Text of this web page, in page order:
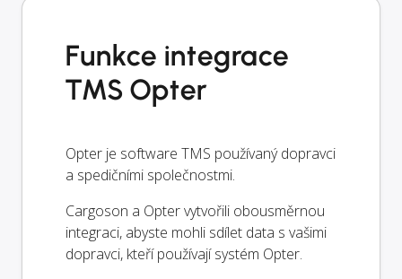
Funkce integrace
TMS Opter
Opter je software TMS používaný dopravci
a spedičními společnostmi.
Cargoson a Opter vytvořili obousměrnou
integraci, abyste mohli sdílet data s vašimi
dopravci, kteří používají systém Opter.